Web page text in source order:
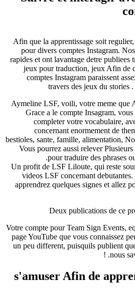
Afin que la
pour divers
rapides et ont
jeux pour
comptes
travers
Aymeline LSF,
Grace a le
completer
concernant
bestioles, sante,
Vous pourrez
pour
Un profit de LSF
videos LSF
apprendrez
Deux
Votre compte pour
page YouTube que
un peu different,
#4